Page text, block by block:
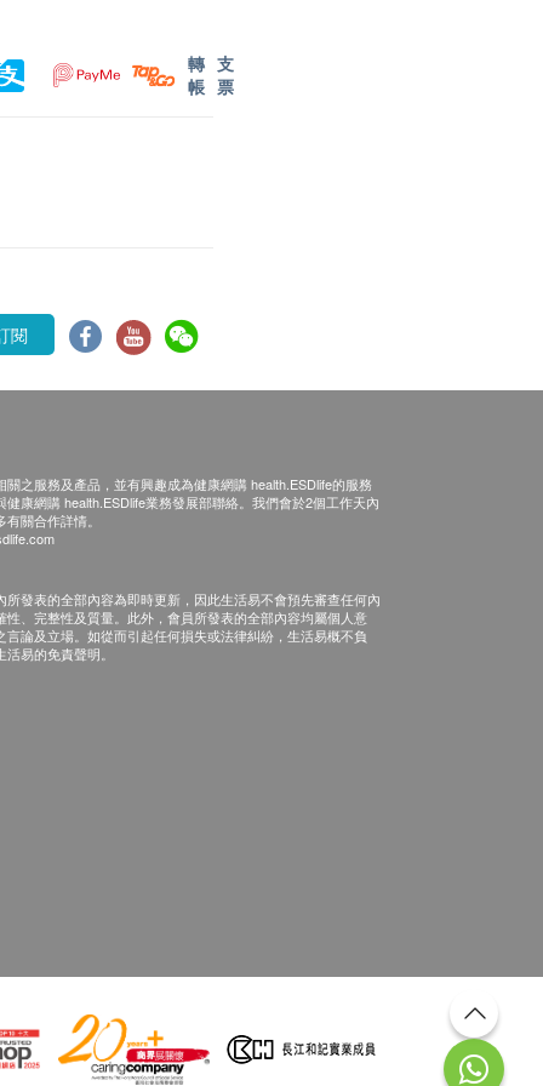
轉
帳
支
票
閱
關之服務及產品，並有興趣成為健康網購 health.ESDlife的服務
健康網購 health.ESDlife業務發展部聯絡。我們會於2個工作天內
關合作詳情。
所發表的全部內容為即時更新，因此生活易不會預先審查任何內
性、完整性及質量。此外，會員所發表的全部內容均屬個人意
言論及立場。如從而引起任何損失或法律糾紛，生活易概不負
易的免責聲明。